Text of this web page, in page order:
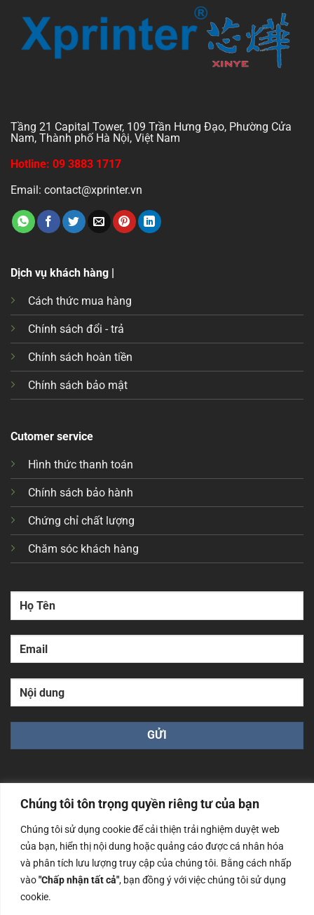
Chúng tôi tôn trọng quyền riêng tư của bạn
Chúng tôi sử dụng cookie để cải thiện trải nghiệm duyệt web
của bạn, hiển thị nội dung hoặc quảng cáo được cá nhân hóa
và phân tích lưu lượng truy cập của chúng tôi. Bằng cách nhấp
vào"Chấp nhận tất cả", bạn đồng ý với việc chúng tôi sử dụng
cookie.
Tầng 21 Capital Tower, 109 Trần Hưng Đạo, Phường Cửa
Nam, Thành phố Hà Nội, Việt Nam
Hotline: 09 3883 1717
Email: contact@xprinter.vn
Dịch vụ khách hàng |
Cách thức mua hàng
Chính sách đổi - trả
Chính sách hoàn tiền
Chính sách bảo mật
Cutomer service
Hình thức thanh toán
Chính sách bảo hành
Chứng chỉ chất lượng
Chăm sóc khách hàng
Công ty TNHH Nam Bình Xương - Số ĐKKD: 0108783483
cấp ngày 14/06/2019 bởi Sở Kế Hoạch và Đầu Tư Tp. Hà
Nội
Copyrights @2023 Nam Binh Xuong. All Rights Reserved